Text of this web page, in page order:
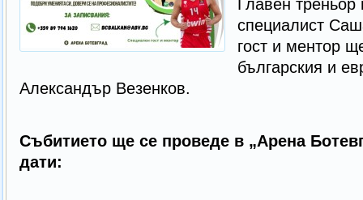
Главен
специалист
гост и ментор
българския и
Александър Везенков.
Събитието ще се проведе в „Арена
дати: